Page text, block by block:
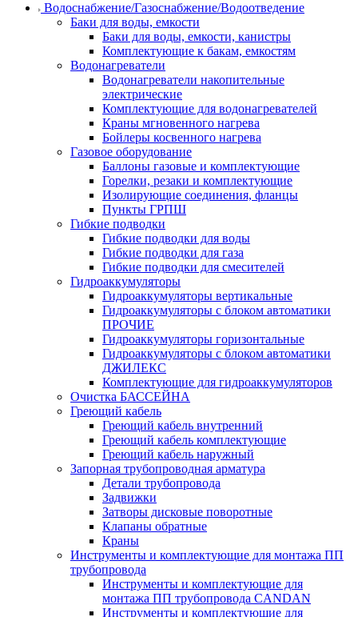
Водоснабжение/Газоснабжение/Водоотведение
Баки для воды, емкости
Баки для воды, емкости, канистры
Комплектующие к бакам, емкостям
Водонагреватели
Водонагреватели накопительные
электрические
Комплектующие для водонагревателей
Краны мгновенного нагрева
Бойлеры косвенного нагрева
Газовое оборудование
Баллоны газовые и комплектующие
Горелки, резаки и комплектующие
Изолирующие соединения, фланцы
Пункты ГРПШ
Гибкие подводки
Гибкие подводки для воды
Гибкие подводки для газа
Гибкие подводки для смесителей
Гидроаккумуляторы
Гидроаккумуляторы вертикальные
Гидроаккумуляторы с блоком автоматики
ПРОЧИЕ
Гидроаккумуляторы горизонтальные
Гидроаккумуляторы с блоком автоматики
ДЖИЛЕКС
Комплектующие для гидроаккумуляторов
Очистка БАССЕЙНА
Греющий кабель
Греющий кабель внутренний
Греющий кабель комплектующие
Греющий кабель наружный
Запорная трубопроводная арматура
Детали трубопровода
Задвижки
Затворы дисковые поворотные
Клапаны обратные
Краны
Инструменты и комплектующие для монтажа ПП
трубопровода
Инструменты и комплектующие для
монтажа ПП трубопровода CANDAN
Инструменты и комплектующие для